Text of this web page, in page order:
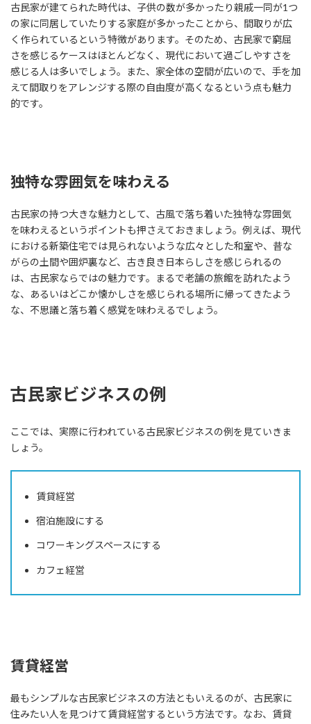
古民家が建てられた時代は、子供の数が多かったり親戚一同が1つ
の家に同居していたりする家庭が多かったことから、間取りが広
く作られているという特徴があります。そのため、古民家で窮屈
さを感じるケースはほとんどなく、現代において過ごしやすさを
感じる人は多いでしょう。また、家全体の空間が広いので、手を加
えて間取りをアレンジする際の自由度が高くなるという点も魅力
的です。
独特な雰囲気を味わえる
古民家の持つ大きな魅力として、古風で落ち着いた独特な雰囲気
を味わえるというポイントも押さえておきましょう。例えば、現代
における新築住宅では見られないような広々とした和室や、昔な
がらの土間や囲炉裏など、古き良き日本らしさを感じられるの
は、古民家ならではの魅力です。まるで老舗の旅館を訪れたよう
な、あるいはどこか懐かしさを感じられる場所に帰ってきたよう
な、不思議と落ち着く感覚を味わえるでしょう。
古民家ビジネスの例
ここでは、実際に行われている古民家ビジネスの例を見ていきま
しょう。
賃貸経営
宿泊施設にする
コワーキングスペースにする
カフェ経営
賃貸経営
最もシンプルな古民家ビジネスの方法ともいえるのが、古民家に
住みたい人を見つけて賃貸経営するという方法です。なお、賃貸